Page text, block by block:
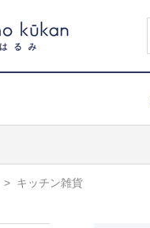
> キッチン雑貨